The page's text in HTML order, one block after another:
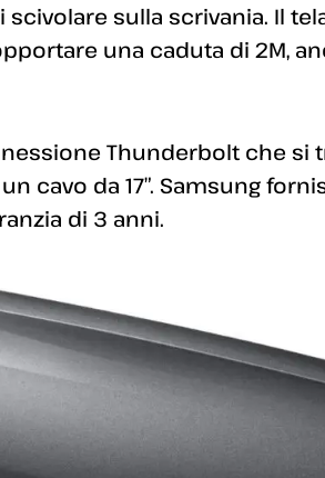
scivolare sulla scrivania. Il
una caduta di 2M,
Thunderbolt che si
cavo da 17″. Samsung
di 3 anni.